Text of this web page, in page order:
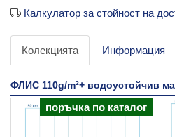
Калкулатор за стойност на
Колекцията Информация
ФЛИС 110g/m²+ водоустойчив
поръчка по каталог